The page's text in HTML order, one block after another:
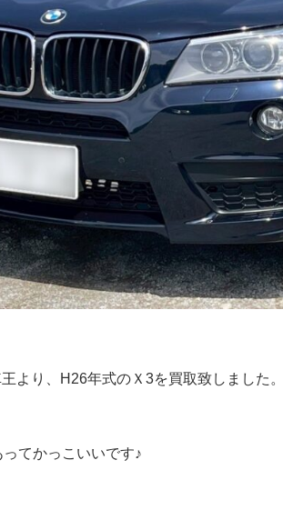
より、H26年式のＸ3を買取致しました。
てかっこいいです♪